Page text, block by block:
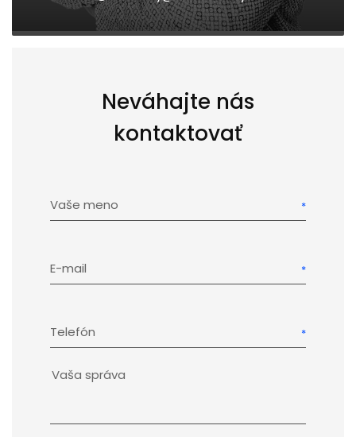
Neváhajte nás
kontaktovať
Vaše meno
E-mail
Telefón